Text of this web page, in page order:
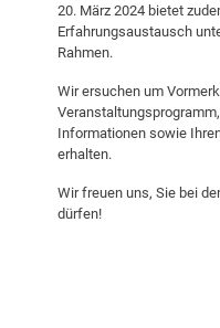
20. März 2024 bietet
Erfahrungsaustausch
Rahmen.
Wir ersuchen um
Informationen sowie
erhalten.
Wir freuen uns, Sie bei
dürfen!